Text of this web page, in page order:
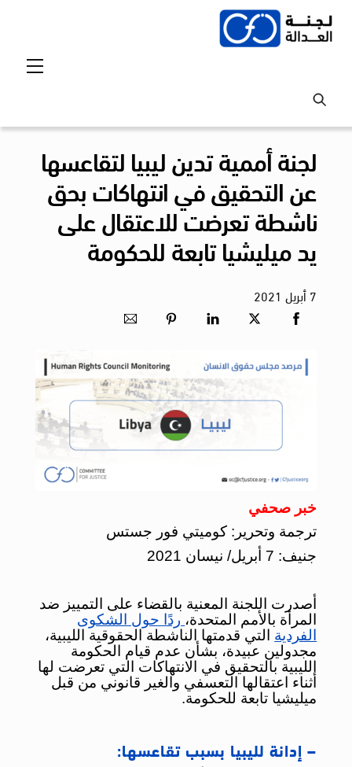
Skip
لجنة أممية تدين ليبيا لتقاعسها
عن التحقيق في انتهاكات بحق
ناشطة تعرضت للاعتقال على
يد ميليشيا تابعة للحكومة
7أبريل 2021
خبر صحفي
ترجمة وتحرير: كوميتي فور جستس
جنيف: 7 أبريل/ نيسان 2021
أصدرت اللجنة المعنية بالقضاء على التمييز ضد
المرأة بالأمم المتحدة، ردًا حول الشكوى
الفردية التي قدمتها الناشطة الحقوقية الليبية،
مجدولين عبيدة، بشأن عدم قيام الحكومة
الليبية بالتحقيق في الانتهاكات التي تعرضت لها
أثناء اعتقالها التعسفي والغير قانوني من قبل
ميليشيا تابعة للحكومة.
– إدانة لليبيا بسبب تقاعسها: